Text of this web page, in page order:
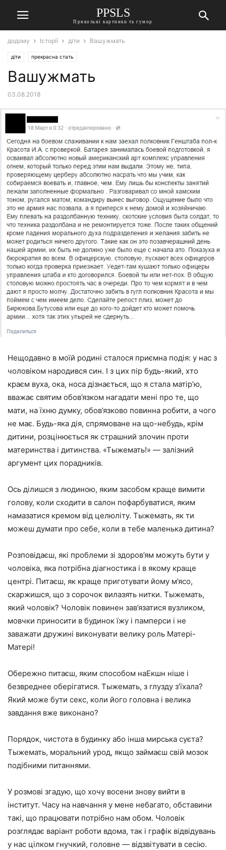
PPSLS
Прикольні картинки та гумор
додому Історії діти Вашужмать
діти прекрасна стать
Вашужмать
03.08.2018
Нещодавно в моїй родині сталося приємна подія: у нас з
чоловіком народився син. І з цих пір будь-який, хто
краєм вуха, ока, носа дізнається, що я стала матір’ю,
вважає святим обов’язком нагадати мені про те, що
мати, на їхню думку, обов’язково повинна робити, а чого
не має. Будь-яка дія, спрямоване на що-небудь, крім
дитини, розцінюється як страшний злочин проти
материнства і дитинства. «Тыжемать!» — залізний
аргумент цих порадників.
Ось ділишся з людиною, яким засобом краще вимити
голову, коли сходити в салон пофарбуватися, яким
намазатися кремом від целюліту. Тыжемать, як ти
можеш думати про себе, коли в тебе маленька дитина?
Розповідаєш, які проблеми зі здоров’ям можуть бути у
чоловіка, яка потрібна діагностика і в якому краще
центрі. Питаєш, як краще приготувати йому м’ясо,
скаржишся, що з сорочок вилазять нитки. Тыжемать,
який чоловік? Чоловік повинен зав’язатися вузликом,
мовчки приносити в будинок їжу і памперси і не
заважати дружині виконувати велику роль Матері-
Матері!
Обережно питаєш, яким способом наЕкшн ніше і
безвреднее оберігатися. Тыжемать, з глузду з’їхала?
Який може бути секс, коли його головна і велика
завдання вже виконано?
Порядок, чистота в будинку або інша мирська суєта?
Тыжемать, моральний урод, якщо займаєш свій мозок
подібними питаннями.
У розмові згадую, що хочу восени знову вийти в
інститут. Часу на навчання у мене небагато, обставини
такі, що працювати потрібно нам обом. Чоловік
розглядає варіант роботи вдома, так і графік відвідувань
у нас цілком гнучкий, головне — відзвітувати в сесію.